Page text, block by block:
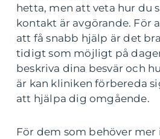
hetta, men att veta hur du
kontakt är avgörande. För
att få snabb hjälp är det
tidigt som möjligt på
beskriva dina besvär och
är kan kliniken förbereda
att hjälpa dig omgående.
För dem som behöver